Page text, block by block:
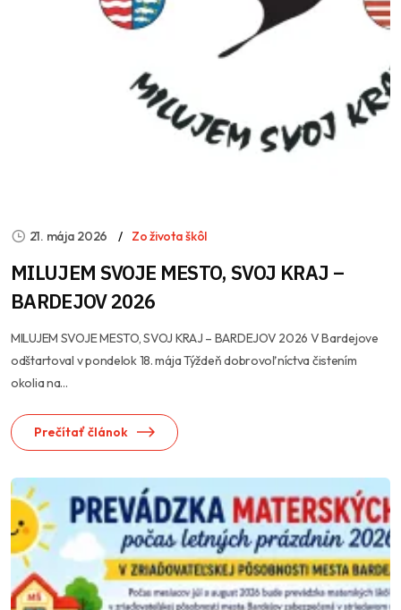
21. mája 2026 Zo života škôl
MILUJEM SVOJE MESTO, SVOJ KRAJ –
BARDEJOV 2026
MILUJEM SVOJE MESTO, SVOJ KRAJ – BARDEJOV 2026 V Bardejove
odštartoval v pondelok 18. mája Týždeň dobrovoľníctva čistením
okolia na...
Prečítať článok